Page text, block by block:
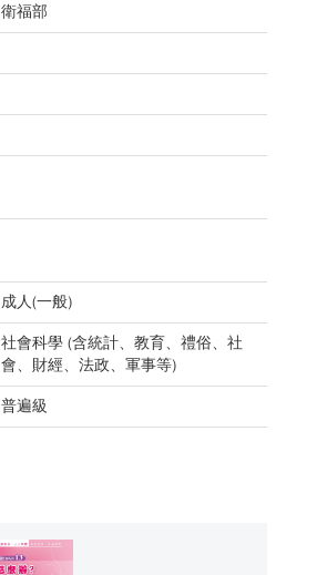
衛福部
成人(一般)
社會科學 (含統計、教育、禮俗、社
會、財經、法政、軍事等)
普遍級